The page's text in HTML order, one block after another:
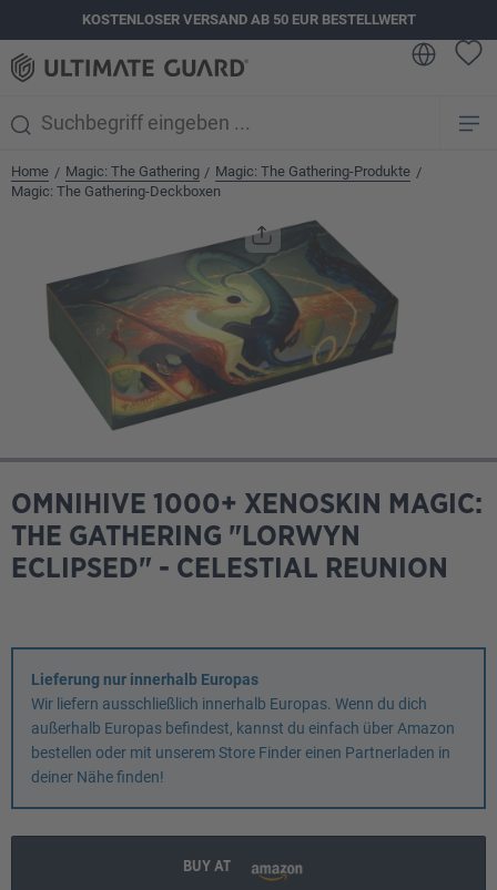
springenKOSTENLOSER VERSAND AB 50 EUR BESTELLWERT
Home / Magic: The Gathering / Magic: The Gathering-Produkte /
Magic: The Gathering-Deckboxen
OMNIHIVE 1000+ XENOSKIN MAGIC:
THE GATHERING "LORWYN
ECLIPSED" - CELESTIAL REUNION
Lieferung nur innerhalb Europas
Wir liefern ausschließlich innerhalb Europas. Wenn du dich
außerhalb Europas befindest, kannst du einfach über Amazon
bestellen oder mit unserem Store Finder einen Partnerladen in
deiner Nähe finden!
BUY AT